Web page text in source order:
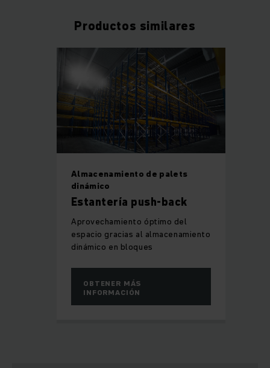
Productos similares
Almacenamiento de palets
dinámico
Estantería push-back
Aprovechamiento óptimo del
espacio gracias al almacenamiento
dinámico en bloques
OBTENER MÁS
INFORMACIÓN